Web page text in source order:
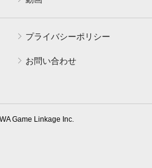
プライバシーポリシー
お問い合わせ
Game Linkage Inc.